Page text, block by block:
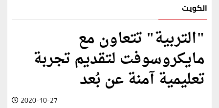
الكويت
"التربية" تتعاون مع
مايكروسوفت لتقديم تجربة
تعليمية آمنة عن بُعد
2020-10-27